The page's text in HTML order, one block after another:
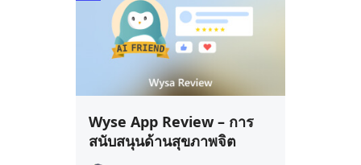
Wyse App Review – การ
สนับสนุนด้านสุขภาพจิต